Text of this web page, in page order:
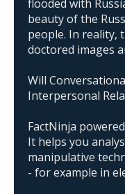
flooded with
beauty of the
people. In reality,
doctored images
Will
Interpersonal
FactNinja
It helps you
manipulative
- for example in